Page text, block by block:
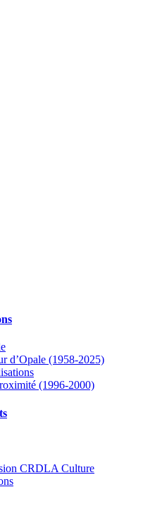
d’Opale (1958-2025)
(1996-2000)
CRDLA Culture